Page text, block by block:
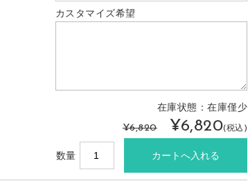
カスタマイズ希望
在庫状態：在庫僅少
¥6,820
¥6,820(税込)
数量